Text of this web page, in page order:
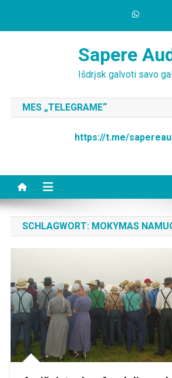
Sapere
Išdrįsk galvoti savo
MES „TELEGRAME“
https://t.me/
SCHLAGWORT: MOKYMAS